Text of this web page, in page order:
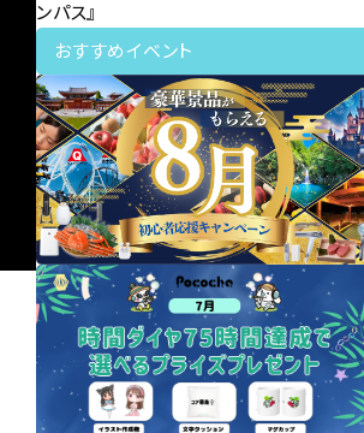
ンパス』
おすすめイベント